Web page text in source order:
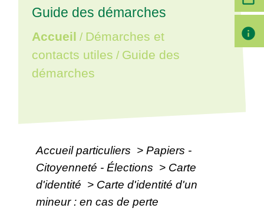
Guide des démarches
Accueil / Démarches et
contacts utiles / Guide des
démarches
Accueil particuliers > Papiers -
Citoyenneté - Élections > Carte
d'identité > Carte d'identité d'un
mineur : en cas de perte
info